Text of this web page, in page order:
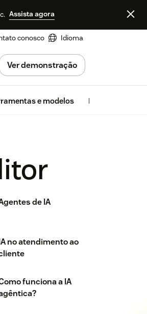
Assista agora
conosco Idioma
Ver demonstração
e modelos Insights da
de IA
no atendimento ao
funciona a IA